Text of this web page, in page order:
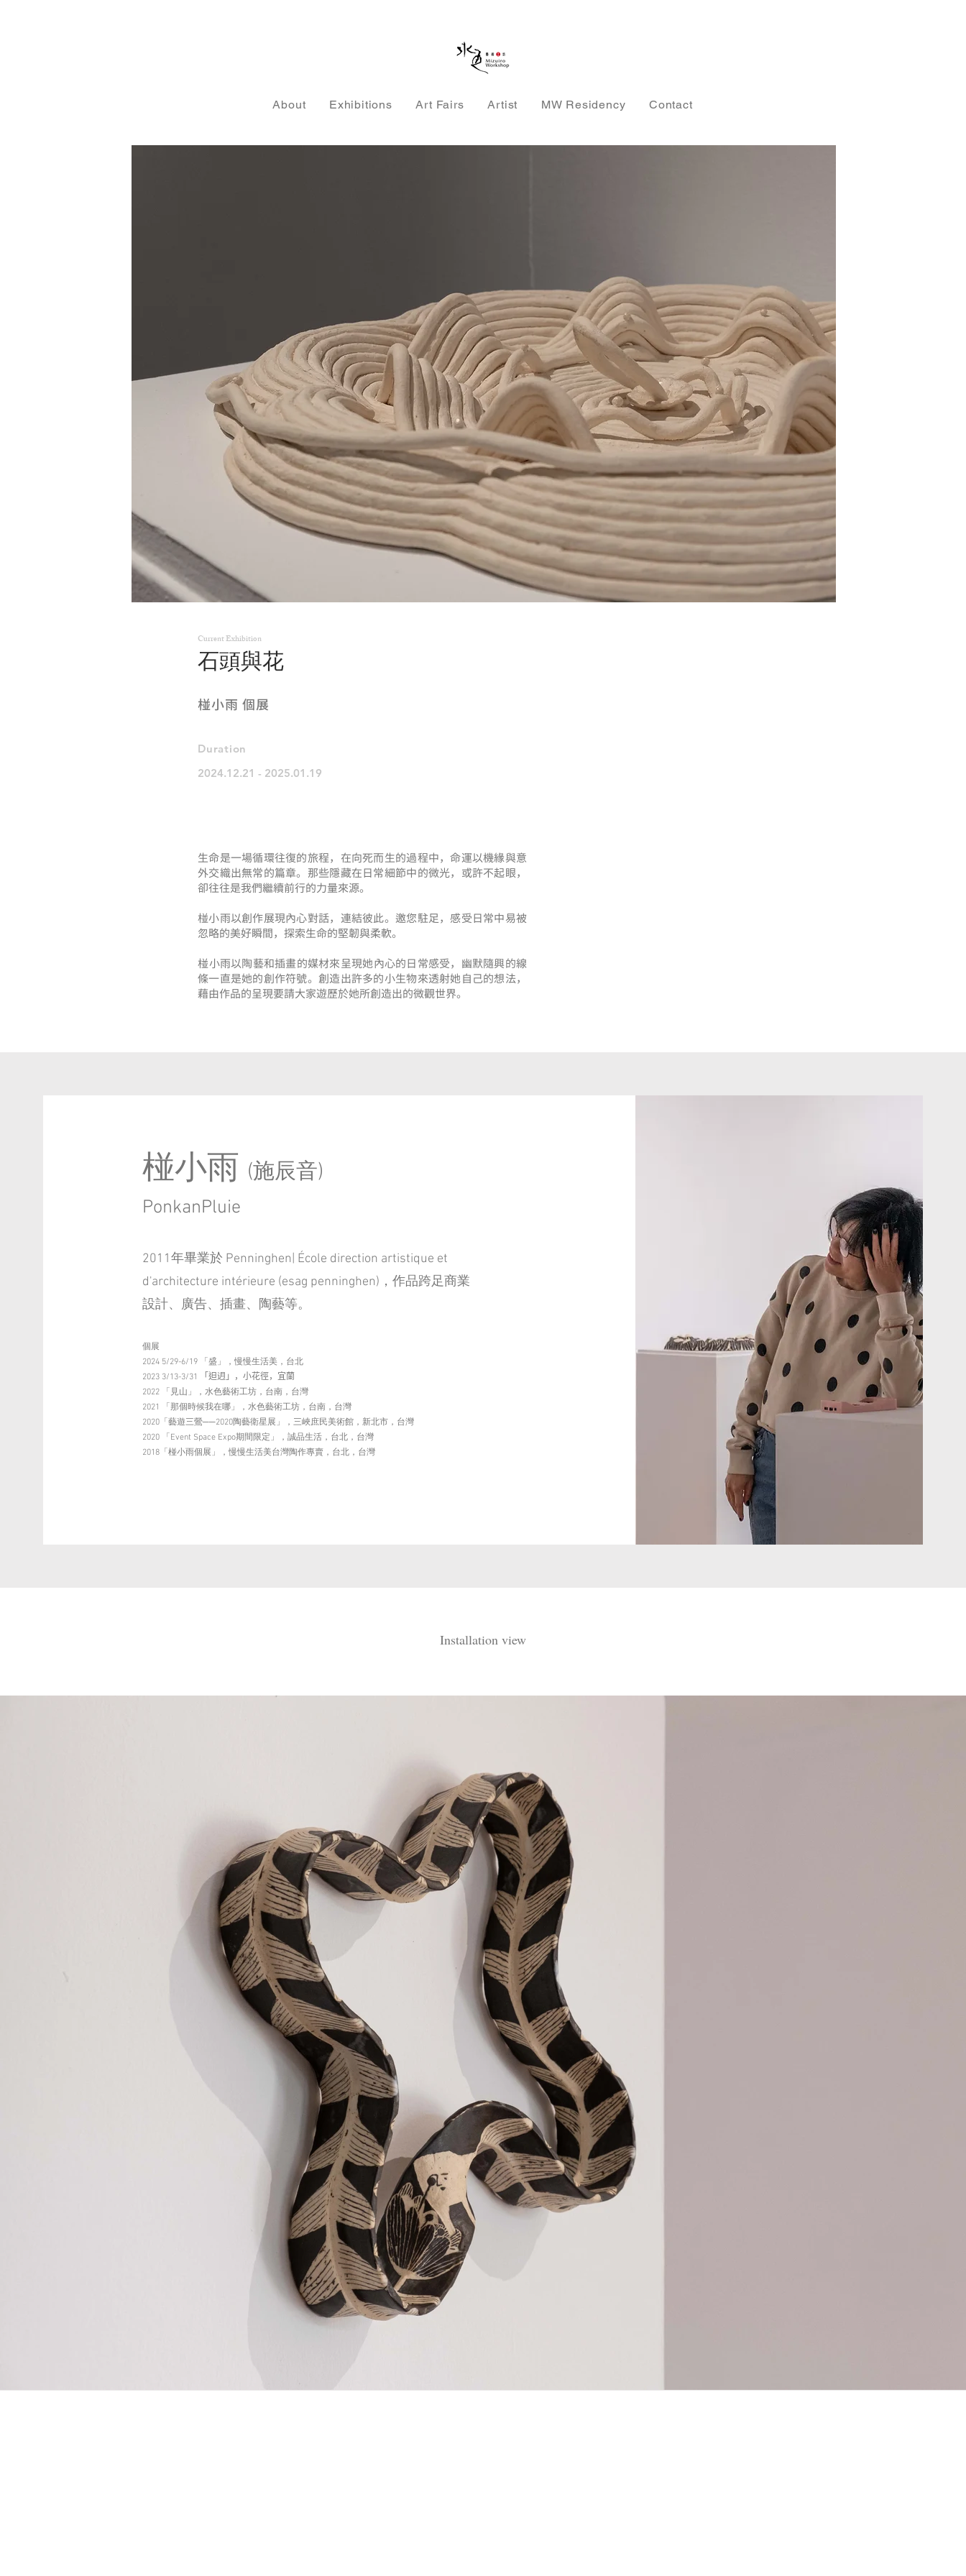
About Exhibitions Art Fairs Artist MW Residency Contact
Current Exhibition
石頭與花
椪小雨 個展
Duration
2024.12.21 - 2025.01.19
生命是一場循環往復的旅程，在向死而生的過程中，命運以機緣與意
外交織出無常的篇章。那些隱藏在日常細節中的微光，或許不起眼，
卻往往是我們繼續前行的力量來源。
椪小雨以創作展現內心對話，連結彼此。邀您駐足，感受日常中易被
忽略的美好瞬間，探索生命的堅韌與柔軟。
​椪小雨以陶藝和插畫的媒材來呈現她內心的日常感受，幽默隨興的線
條一直是她的創作符號。創造出許多的小生物來透射她自己的想法，
藉由作品的呈現要請大家遊歷於她所創造出的微觀世界。
椪小雨 (施辰音)
PonkanPluie
2011年畢業於 Penninghen| École direction artistique et
d'architecture intérieure (esag penninghen)，作品跨足商業
設計、廣告、插畫、陶藝等。
個展
2024 5/29-6/19 「盛」，慢慢生活美，台北
2023 3/13-3/31 「𨑨迌」，小花徑，宜蘭
2022 「見山」，水色藝術工坊，台南，台灣
2021 「那個時候我在哪」，水色藝術工坊，台南，台灣
2020「藝遊三鶯──2020陶藝衛星展」，三峽庶民美術館，新北市，台灣
2020 「Event Space Expo期間限定」，誠品生活，台北，台灣
2018「椪小雨個展」，慢慢生活美台灣陶作專賣，台北，台灣
Installation view